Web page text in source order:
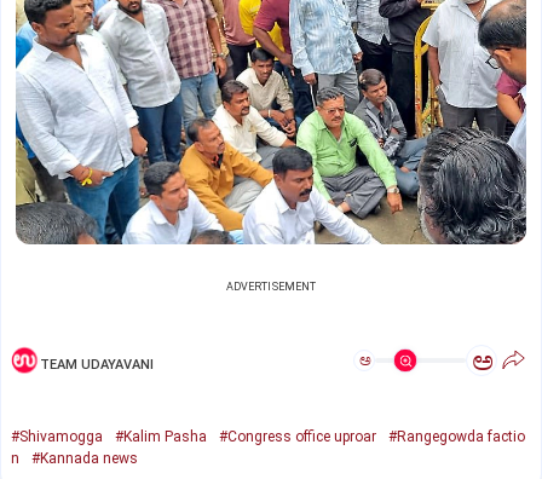
ADVERTISEMENT
TEAM UDAYAVANI ಅ ಅ
#Shivamogga #Kalim Pasha #Congress office uproar
#Rangegowda factio
n
#Kannada news